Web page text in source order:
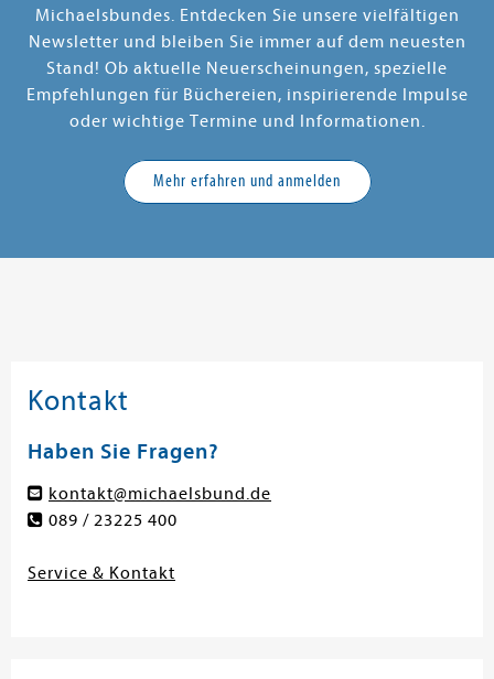
Michaelsbundes. Entdecken Sie unsere vielfältigen
Newsletter und bleiben Sie immer auf dem neuesten
Stand! Ob aktuelle Neuerscheinungen, spezielle
Empfehlungen für Büchereien, inspirierende Impulse
oder wichtige Termine und Informationen.
Mehr erfahren und anmelden
Kontakt
Haben Sie Fragen?
kontakt@michaelsbund.de
089 / 23225 400
Service & Kontakt